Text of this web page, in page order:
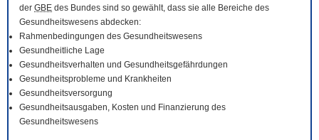
der GBE des Bundes sind so gewählt, dass sie alle Bereiche des
Gesundheitswesens abdecken:
Rahmenbedingungen des Gesundheitswesens
Gesundheitliche Lage
Gesundheitsverhalten und Gesundheitsgefährdungen
Gesundheitsprobleme und Krankheiten
Gesundheitsversorgung
Gesundheitsausgaben, Kosten und Finanzierung des
Gesundheitswesens